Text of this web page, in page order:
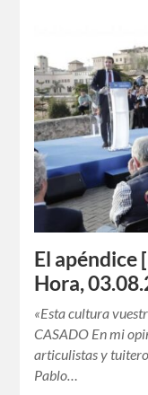
El apéndice
Hora,
«Esta cultura
CASADO En mi
articulistas y
Pablo…